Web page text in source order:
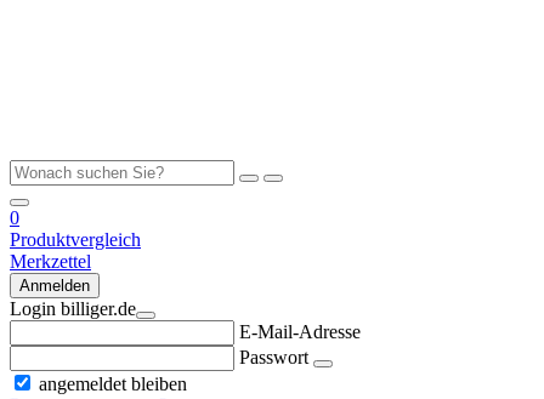
0
Produktvergleich
Merkzettel
Anmelden
Login billiger.de
E-Mail-Adresse
Passwort
angemeldet bleiben